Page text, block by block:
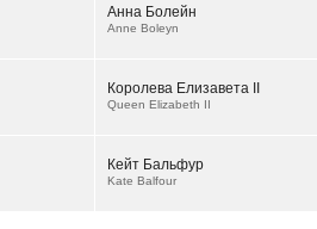
Анна Болейн
Anne Boleyn
Королева Елизавета II
Queen Elizabeth II
Кейт Бальфур
Kate Balfour